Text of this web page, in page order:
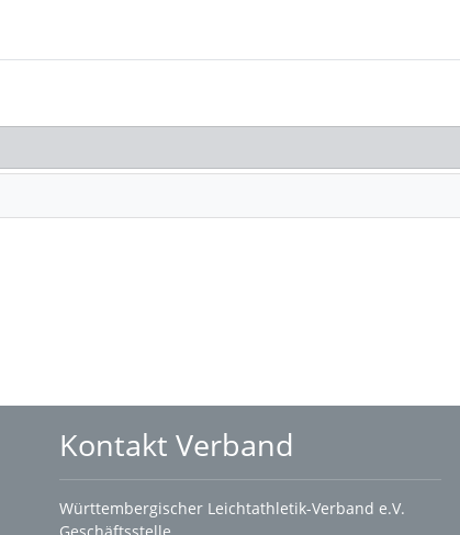
Kontakt Verband
Württembergischer Leichtathletik-Verband e.V.